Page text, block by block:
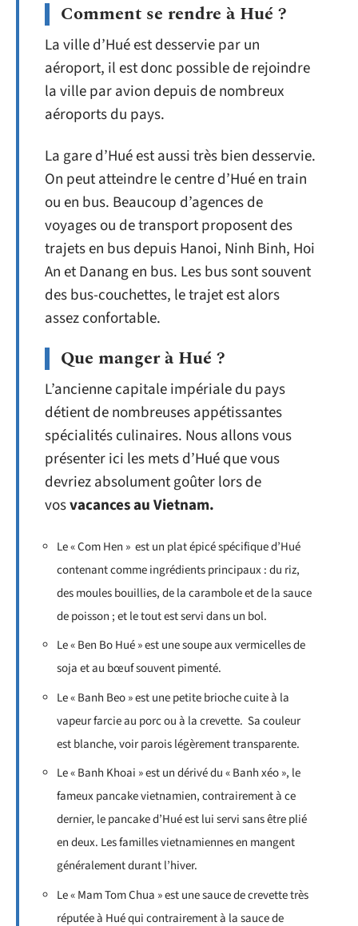
Comment se rendre à Hué ?
La ville d’Hué est desservie par un
aéroport, il est donc possible de rejoindre
la ville par avion depuis de nombreux
aéroports du pays.
La gare d’Hué est aussi très bien desservie.
On peut atteindre le centre d’Hué en train
ou en bus. Beaucoup d’agences de
voyages ou de transport proposent des
trajets en bus depuis Hanoi, Ninh Binh, Hoi
An et Danang en bus. Les bus sont souvent
des bus-couchettes, le trajet est alors
assez confortable.
Que manger à Hué ?
L’ancienne capitale impériale du pays
détient de nombreuses appétissantes
spécialités culinaires. Nous allons vous
présenter ici les mets d’Hué que vous
devriez absolument goûter lors de
vosvacances au Vietnam.
Le « Com Hen » est un plat épicé spécifique d’Hué
contenant comme ingrédients principaux : du riz,
des moules bouillies, de la carambole et de la sauce
de poisson ; et le tout est servi dans un bol.
Le « Ben Bo Hué » est une soupe aux vermicelles de
soja et au bœuf souvent pimenté.
Le « Banh Beo » est une petite brioche cuite à la
vapeur farcie au porc ou à la crevette. Sa couleur
est blanche, voir parois légèrement transparente.
Le « Banh Khoai » est un dérivé du « Banh xéo », le
fameux pancake vietnamien, contrairement à ce
dernier, le pancake d’Hué est lui servi sans être plié
en deux. Les familles vietnamiennes en mangent
généralement durant l’hiver.
Le « Mam Tom Chua » est une sauce de crevette très
réputée à Hué qui contrairement à la sauce de